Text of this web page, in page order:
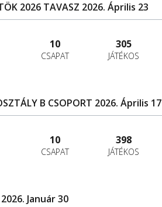
2026 TAVASZ 2026. Április 23
10
CSAPAT
305
JÁTÉKOS
B CSOPORT 2026. Április 17
10
CSAPAT
398
JÁTÉKOS
Január 30